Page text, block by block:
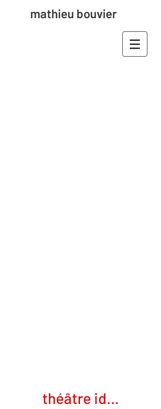
mathieu bouvier
théâtre idéal